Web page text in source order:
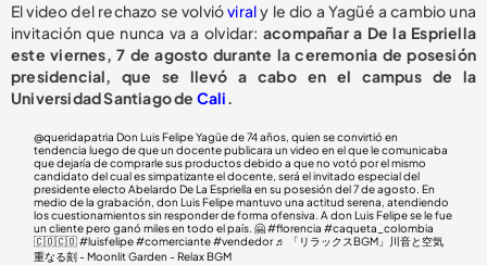
El video del rechazo se volvióviraly le dio a Yagüé a cambio una
invitación que nunca va a olvidar: acompañar a De la Espriella
este viernes, 7 de agosto durante la ceremonia de posesión
presidencial, que se llevó a cabo en el campus de la
Universidad Santiago de Cali.
@queridapatria Don Luis Felipe Yagüe de 74 años, quien se convirtió en
tendencia luego de que un docente publicara un video en el que le comunicaba
que dejaría de comprarle sus productos debido a que no votó por el mismo
candidato del cual es simpatizante el docente, será el invitado especial del
presidente electo Abelardo De La Espriella en su posesión del 7 de agosto. En
medio de la grabación, don Luis Felipe mantuvo una actitud serena, atendiendo
los cuestionamientos sin responder de forma ofensiva. A don Luis Felipe se le fue
un cliente pero ganó miles en todo el país. 🤗#florencia #caqueta_colombia
🇨🇴🇨🇴 #luisfelipe #comerciante #vendedor ♬ 「リラックスBGM」川音と空気
重なる刻 - Moonlit Garden - Relax BGM